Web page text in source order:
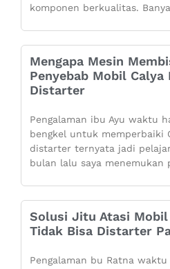
komponen berkualitas.
Mengapa Mesin
Penyebab Mobil
Distarter
Pengalaman ibu Ayu waktu
bengkel untuk memperbaiki
distarter ternyata jadi
bulan lalu saya menemukan
Solusi Jitu Atasi
Tidak Bisa Distarter
Pengalaman bu Ratna